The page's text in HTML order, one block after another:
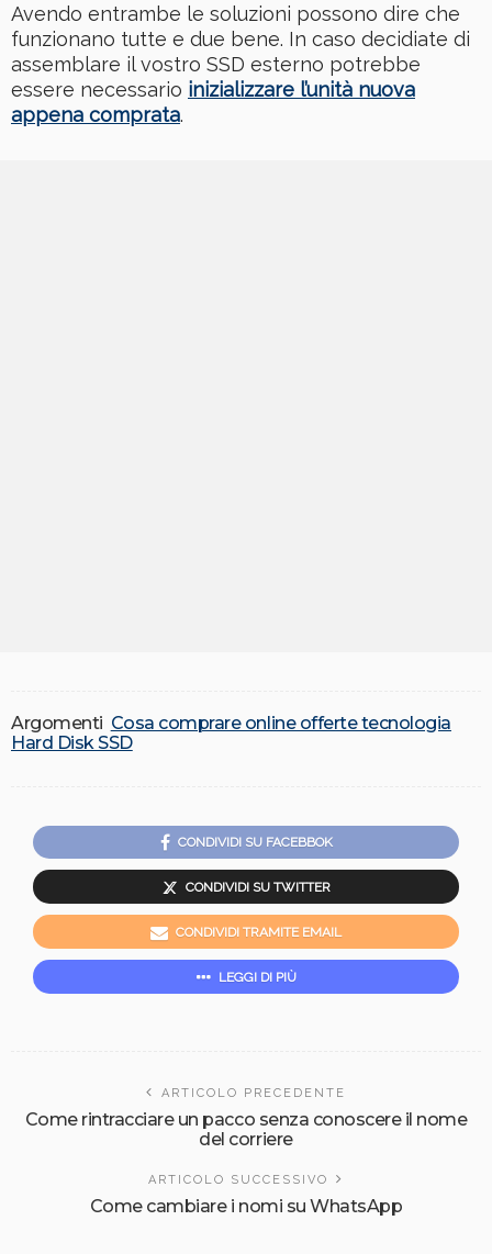
Avendo entrambe le soluzioni possono dire che
funzionano tutte e due bene. In caso decidiate di
assemblare il vostro SSD esterno potrebbe
essere necessario inizializzare l’unità nuova
appena comprata.
Argomenti Cosa comprare online offerte tecnologia
Hard Disk SSD
CONDIVIDI SU FACEBBOK
CONDIVIDI SU TWITTER
CONDIVIDI TRAMITE EMAIL
LEGGI DI PIÙ
ARTICOLO PRECEDENTE
Come rintracciare un pacco senza conoscere il nome
del corriere
ARTICOLO SUCCESSIVO
Come cambiare i nomi su WhatsApp